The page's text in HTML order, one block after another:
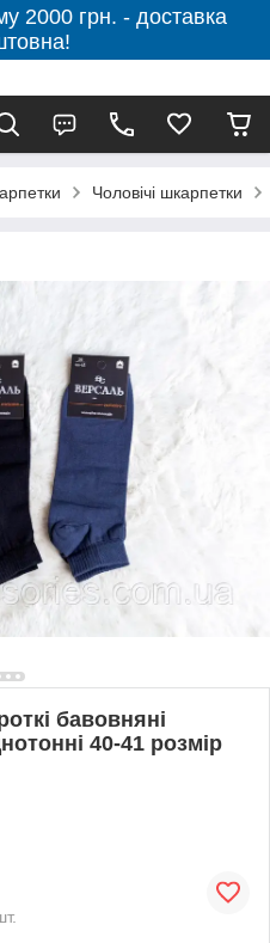
2000 грн. - доставка
Чоловічі шкарпетки
бавовняні
40-41 розмір